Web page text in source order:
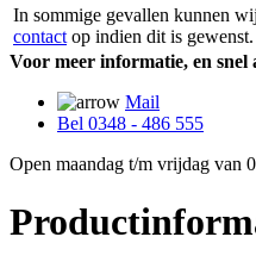
In sommige gevallen kunnen
contact op indien dit is gewenst.
Voor meer informatie, en snel
Mail
Bel 0348 - 486 555
Open maandag t/m vrijdag van